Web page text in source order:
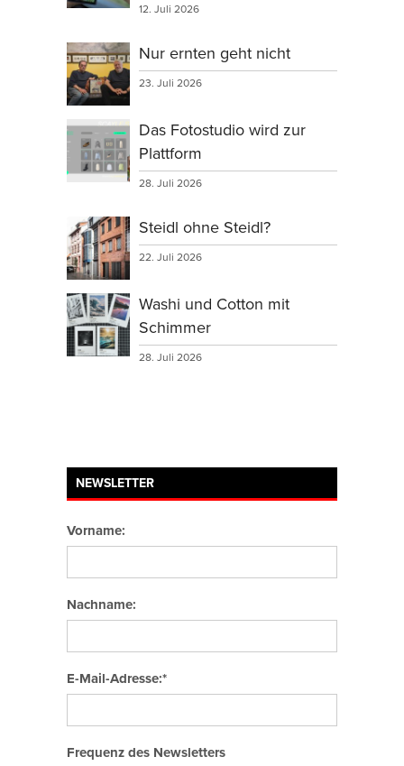
12. Juli 2026
Nur ernten geht nicht
23. Juli 2026
Das Fotostudio wird zur
Plattform
28. Juli 2026
Steidl ohne Steidl?
22. Juli 2026
Washi und Cotton mit
Schimmer
28. Juli 2026
NEWSLETTER
Vorname:
Nachname:
E-Mail-Adresse:*
Frequenz des Newsletters